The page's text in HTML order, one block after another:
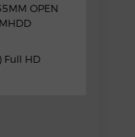
OPEN
Full HD